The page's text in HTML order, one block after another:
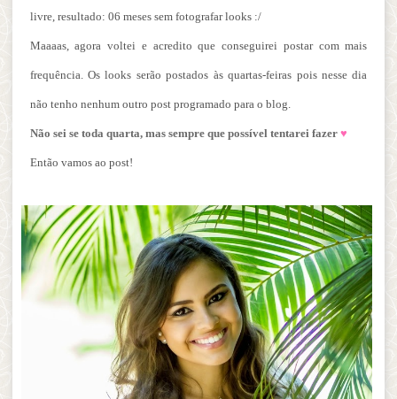
livre, resultado: 06 meses sem fotografar looks :/
Maaaas, agora voltei e acredito que conseguirei postar com mais
frequência. Os looks serão postados às quartas-feiras pois nesse dia
não tenho nenhum outro post programado para o blog.
Não sei se toda quarta, mas sempre que possível tentarei fazer ♥
Então vamos ao post!